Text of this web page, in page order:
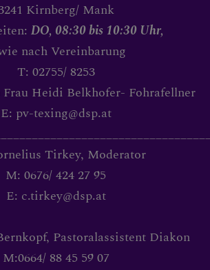
LINKS
Kirnberg/ Mank
DO, 08:30 bis 10:30 Uhr,
nach Vereinbarung
T: 02755/ 8253
Heidi Belkhofer- Fohrafellner
E: pv-texing@dsp.at
Tirkey, Moderator
M: 0676/ 424 27 95
E: c.tirkey@dsp.at
Pastoralassistent Diakon
M:0664/ 88 45 59 07